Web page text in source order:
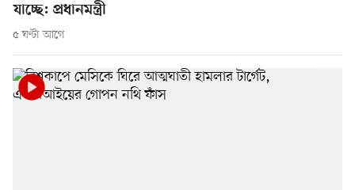
যাচ্ছে: প্রধানমন্ত্রী
৫ ঘণ্টা আগে